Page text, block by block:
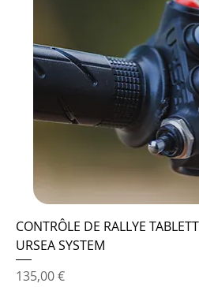
CONTRÔLE DE RALLYE
URSEA SYSTEM
Prix
135,00 €